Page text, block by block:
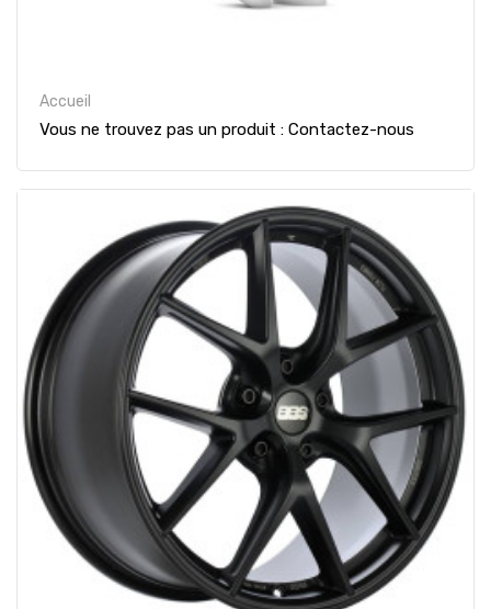
Accueil
Vous ne trouvez pas un produit : Contactez-nous